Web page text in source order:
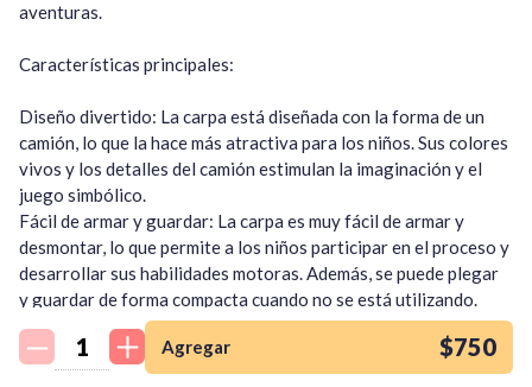
¡Quiero una
tienda así para mi
emprendimiento!
aventuras.
Características principales:
Diseño divertido: La carpa está diseñada con la forma de un
camión, lo que la hace más atractiva para los niños. Sus colores
vivos y los detalles del camión estimulan la imaginación y el
juego simbólico.
Fácil de armar y guardar: La carpa es muy fácil de armar y
desmontar, lo que permite a los niños participar en el proceso y
desarrollar sus habilidades motoras. Además, se puede plegar
y guardar de forma compacta cuando no se está utilizando.
Espacioso interior: El interior de la carpa es lo
suficientemente grande como para que varios niños puedan
jugar cómodamente. Cuenta con ventanas que permiten la
Agregar $750